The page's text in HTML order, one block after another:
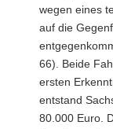
wegen eines
auf die
66). Beide
ersten
entstand
80.000 Euro.